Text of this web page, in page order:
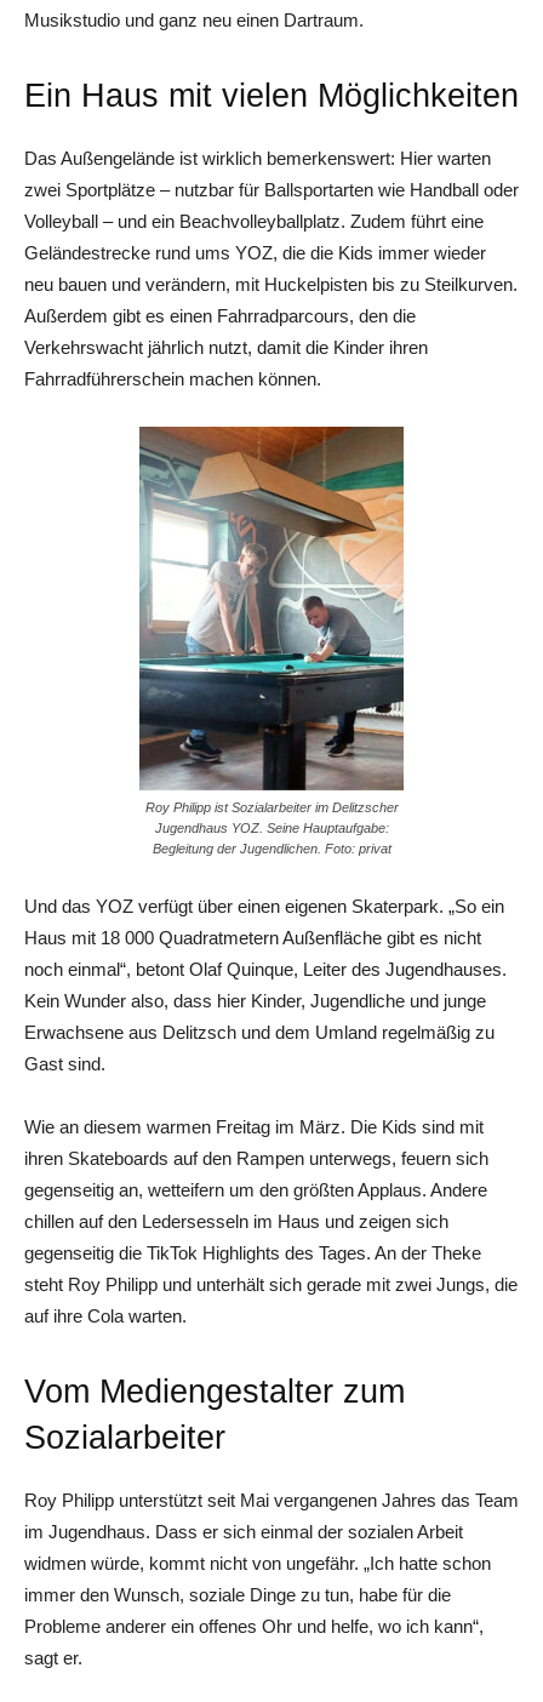
Musikstudio und ganz neu einen Dartraum.
Ein Haus mit vielen ­Möglichkeiten
Das Außengelände ist wirklich bemerkenswert: Hier warten
zwei Sportplätze – nutzbar für Ballsportarten wie Handball oder
Volleyball – und ein Beachvolleyballplatz. Zudem führt eine
Geländestrecke rund ums YOZ, die die Kids immer wieder
neu bauen und verändern, mit Huckelpisten bis zu Steilkurven.
Außerdem gibt es einen Fahrradparcours, den die
Verkehrswacht jährlich nutzt, damit die Kinder ihren
Fahrradführerschein machen können.
Roy Philipp ist Sozialarbeiter im Delitzscher
Jugendhaus YOZ. Seine Hauptaufgabe:
Begleitung der Jugendlichen. Foto: privat
Und das YOZ verfügt über einen eigenen Skaterpark. „So ein
Haus mit 18 000 Quadratmetern Außenfläche gibt es nicht
noch einmal“, betont Olaf Quinque, Leiter des Jugendhauses.
Kein Wunder also, dass hier Kinder, Jugendliche und junge
Erwachsene aus Delitzsch und dem Umland regelmäßig zu
Gast sind.
Wie an diesem warmen Freitag im März. Die Kids sind mit
ihren Skateboards auf den Rampen unterwegs, feuern sich
gegenseitig an, wetteifern um den größten Applaus. Andere
chillen auf den Ledersesseln im Haus und zeigen sich
gegenseitig die TikTok Highlights des Tages. An der Theke
steht Roy Philipp und unterhält sich gerade mit zwei Jungs, die
auf ihre Cola warten.
Vom Mediengestalter zum
Sozialarbeiter
Roy Philipp unterstützt seit Mai vergangenen Jahres das Team
im Jugendhaus. Dass er sich einmal der sozialen Arbeit
widmen würde, kommt nicht von ungefähr. „Ich hatte schon
immer den Wunsch, soziale Dinge zu tun, habe für die
Probleme anderer ein offenes Ohr und helfe, wo ich kann“,
sagt er.